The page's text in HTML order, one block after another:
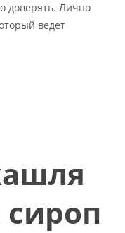
доверять. Лично
ведет